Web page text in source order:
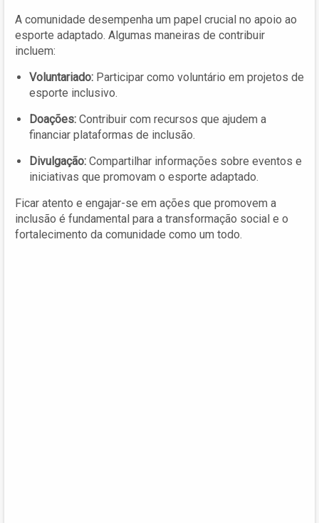
A comunidade desempenha um papel crucial no apoio ao
esporte adaptado. Algumas maneiras de contribuir
incluem:
Voluntariado: Participar como voluntário em projetos de
esporte inclusivo.
Doações: Contribuir com recursos que ajudem a
financiar plataformas de inclusão.
Divulgação: Compartilhar informações sobre eventos e
iniciativas que promovam o esporte adaptado.
Ficar atento e engajar-se em ações que promovem a
inclusão é fundamental para a transformação social e o
fortalecimento da comunidade como um todo.